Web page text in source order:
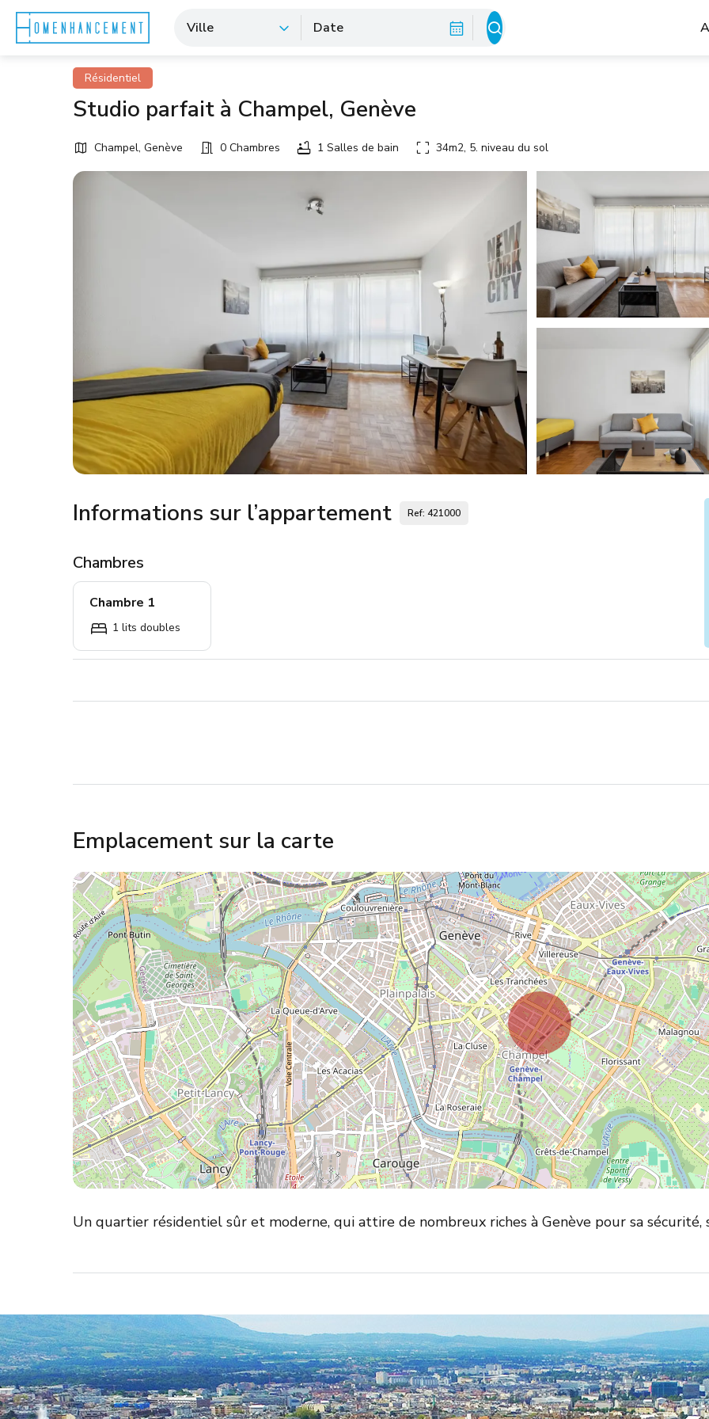
Ville Date
Résidentiel
Studio parfait à Champel, Genève
Champel, Genève 0 Chambres 1 Salles de bain 34m2, 5. niveau du sol
Informations sur l’appartement Ref: 421000
Chambres
Chambre 1
1 lits doubles
Emplacement sur la carte
Un quartier résidentiel sûr et moderne, qui attire de nombreux riches à Genève pour sa sécurité,